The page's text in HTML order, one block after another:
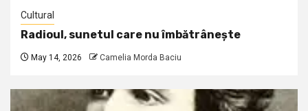
Cultural
Radioul, sunetul care nu îmbătrânește
May 14, 2026 Camelia Morda Baciu